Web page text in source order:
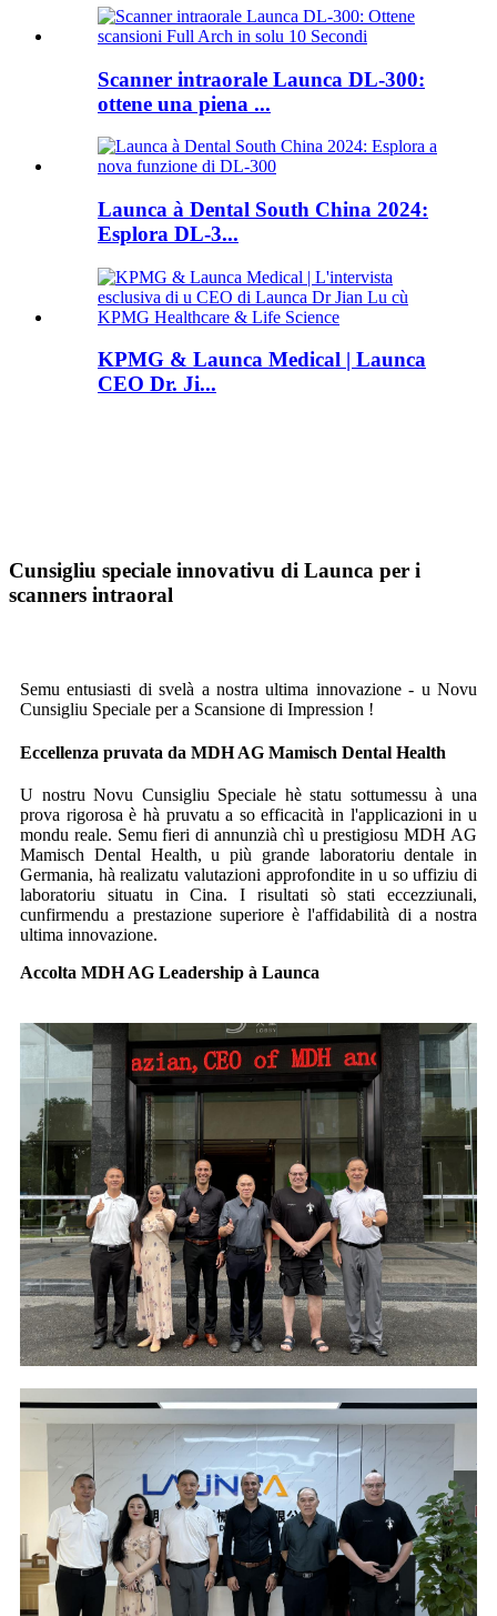
Scanner intraorale Launca DL-300:
ottene una piena ...
Launca à Dental South China 2024:
Esplora DL-3...
KPMG & Launca Medical | Launca
CEO Dr. Ji...
Cunsigliu speciale innovativu di Launca per i
scanners intraoral
Semu entusiasti di svelà a nostra ultima innovazione - u Novu
Cunsigliu Speciale per a Scansione di Impression !
Eccellenza pruvata da MDH AG Mamisch Dental Health
U nostru Novu Cunsigliu Speciale hè statu sottumessu à una
prova rigorosa è hà pruvatu a so efficacità in l'applicazioni in u
mondu reale. Semu fieri di annunzià chì u prestigiosu MDH AG
Mamisch Dental Health, u più grande laboratoriu dentale in
Germania, hà realizatu valutazioni approfondite in u so uffiziu di
laboratoriu situatu in Cina. I risultati sò stati eccezziunali,
cunfirmendu a prestazione superiore è l'affidabilità di a nostra
ultima innovazione.
Accolta MDH AG Leadership à Launca